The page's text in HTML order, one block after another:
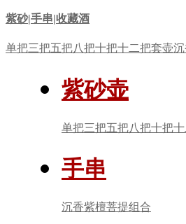
紫砂|手串|收藏酒
单把三把五把八把十把十二把套壶
紫砂壶
单把三把五把八把十把
手串
沉香紫檀菩提组合